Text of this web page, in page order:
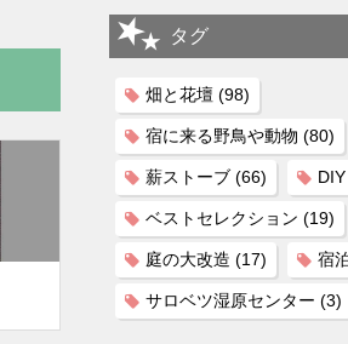
タグ
畑と花壇 (98)
宿に来る野鳥や動物 (80)
薪ストーブ (66) DIY
ベストセレクション (19)
庭の大改造 (17) 宿
サロベツ湿原センター (3)